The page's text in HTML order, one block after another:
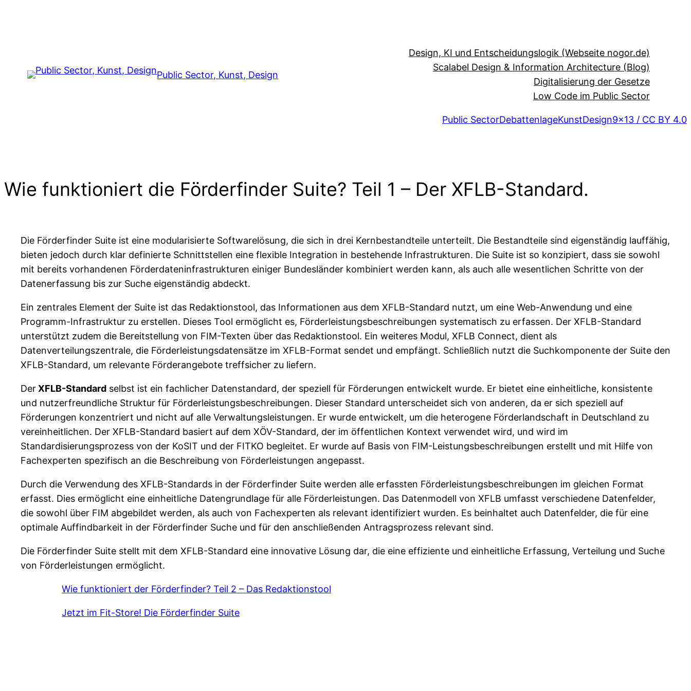
Public Sector, Kunst, Design
Design, KI und Entscheidungslogik (Webseite nogor.de)
Scalabel Design & Information Architecture (Blog)
Digitalisierung der Gesetze
Low Code im Public Sector
Public SectorDebattenlageKunstDesign9×13 / CC BY 4.0
Wie funktioniert die Förderfinder Suite? Teil 1 – Der XFLB-Standard.
Die Förderfinder Suite ist eine modularisierte Softwarelösung, die sich in drei Kernbestandteile unterteilt. Die Bestandteile sind eigenständig lauffähig,
bieten jedoch durch klar definierte Schnittstellen eine flexible Integration in bestehende Infrastrukturen. Die Suite ist so konzipiert, dass sie sowohl
mit bereits vorhandenen Förderdateninfrastrukturen einiger Bundesländer kombiniert werden kann, als auch alle wesentlichen Schritte von der
Datenerfassung bis zur Suche eigenständig abdeckt.
Ein zentrales Element der Suite ist das Redaktionstool, das Informationen aus dem XFLB-Standard nutzt, um eine Web-Anwendung und eine
Programm-Infrastruktur zu erstellen. Dieses Tool ermöglicht es, Förderleistungsbeschreibungen systematisch zu erfassen. Der XFLB-Standard
unterstützt zudem die Bereitstellung von FIM-Texten über das Redaktionstool. Ein weiteres Modul, XFLB Connect, dient als
Datenverteilungszentrale, die Förderleistungsdatensätze im XFLB-Format sendet und empfängt. Schließlich nutzt die Suchkomponente der Suite den
XFLB-Standard, um relevante Förderangebote treffsicher zu liefern.
DerXFLB-Standard selbst ist ein fachlicher Datenstandard, der speziell für Förderungen entwickelt wurde. Er bietet eine einheitliche, konsistente
und nutzerfreundliche Struktur für Förderleistungsbeschreibungen. Dieser Standard unterscheidet sich von anderen, da er sich speziell auf
Förderungen konzentriert und nicht auf alle Verwaltungsleistungen. Er wurde entwickelt, um die heterogene Förderlandschaft in Deutschland zu
vereinheitlichen. Der XFLB-Standard basiert auf dem XÖV-Standard, der im öffentlichen Kontext verwendet wird, und wird im
Standardisierungsprozess von der KoSIT und der FITKO begleitet. Er wurde auf Basis von FIM-Leistungsbeschreibungen erstellt und mit Hilfe von
Fachexperten spezifisch an die Beschreibung von Förderleistungen angepasst.
Durch die Verwendung des XFLB-Standards in der Förderfinder Suite werden alle erfassten Förderleistungsbeschreibungen im gleichen Format
erfasst. Dies ermöglicht eine einheitliche Datengrundlage für alle Förderleistungen. Das Datenmodell von XFLB umfasst verschiedene Datenfelder,
die sowohl über FIM abgebildet werden, als auch von Fachexperten als relevant identifiziert wurden. Es beinhaltet auch Datenfelder, die für eine
optimale Auffindbarkeit in der Förderfinder Suche und für den anschließenden Antragsprozess relevant sind.
Die Förderfinder Suite stellt mit dem XFLB-Standard eine innovative Lösung dar, die eine effiziente und einheitliche Erfassung, Verteilung und Suche
von Förderleistungen ermöglicht.
Wie funktioniert der Förderfinder? Teil 2 – Das Redaktionstool
Jetzt im Fit-Store! Die Förderfinder Suite